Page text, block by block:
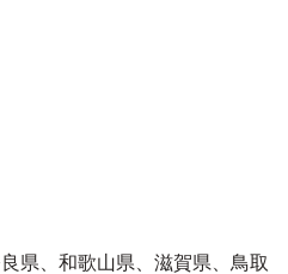
県、和歌山県、滋賀県、鳥取